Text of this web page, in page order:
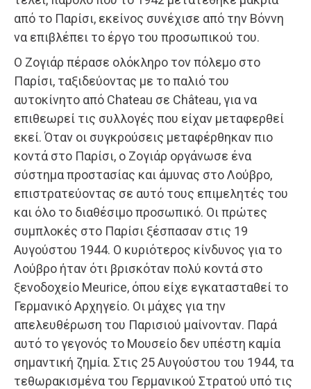
από το Παρίσι, εκείνος συνέχισε από την Βόννη
να επιβλέπει το έργο του προσωπικού του.
Ο Ζογιάρ πέρασε ολόκληρο τον πόλεμο στο
Παρίσι, ταξιδεύοντας με το παλιό του
αυτοκίνητο από Chateau σε Château, για να
επιθεωρεί τις συλλογές που είχαν μεταφερθεί
εκεί. Όταν οι συγκρούσεις μεταφέρθηκαν πιο
κοντά στο Παρίσι, o Ζογιάρ οργάνωσε ένα
σύστημα προστασίας και άμυνας στo Λούβρο,
επιστρατεύοντας σε αυτό τους επιμελητές του
και όλο το διαθέσιμο προσωπικό. Οι πρώτες
συμπλοκές στο Παρίσι ξέσπασαν στις 19
Αυγούστου 1944. Ο κυριότερος κίνδυνος για το
Λούβρο ήταν ότι βρισκόταν πολύ κοντά στο
ξενοδοχείο Meurice, όπου είχε εγκατασταθεί το
Γερμανικό Αρχηγείο. Οι μάχες για την
απελευθέρωση του Παρισιού μαίνονταν. Παρά
αυτό το γεγονός το Μουσείο δεν υπέστη καμία
σημαντική ζημία. Στις 25 Αυγούστου του 1944, τα
τεθωρακισμένα του Γερμανικού Στρατού υπό τις